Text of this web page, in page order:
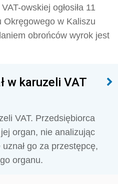
owskiej ogłosiła 11
Okręgowego w Kaliszu
obrońców wyrok jest
w karuzeli VAT
VAT. Przedsiębiorca
organ, nie analizując
go za przestępcę,
organu.